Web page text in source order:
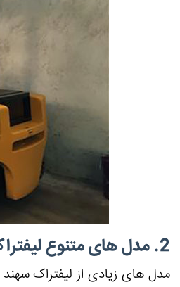
2. مدل های متنوع لیفتراک
مدل های زیادی از لیفتراک